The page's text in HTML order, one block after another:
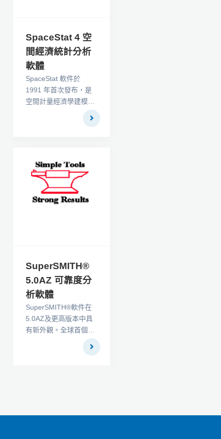
剔的聲譽。事實上，透
過Analyse-it 的聲譽，
CLSI 聯絡該公司開發
StatisPro，這是用於
CLSI 方法驗證指南的
統計軟體。
SpaceStat 4 空
間經濟統計分析
軟體
SpaceStat 軟件於
1991 年首次發布，是
空間計量經濟學建模的
SpaceStat 之前，沒有
方面的合理範圍的技
術。時間是 SpaceStat
不可或缺的一部分。數
據的所有視圖都可以動
以鏈接在一起，以實現
數據發現並揭示新的見
解。
SuperSMITH®
5.0AZ 可靠度分
析軟體
SuperSMITH®軟件在
5.0AZ及更高版本中具
有新外觀。全球首個廣
泛使用的Weibull工程軟